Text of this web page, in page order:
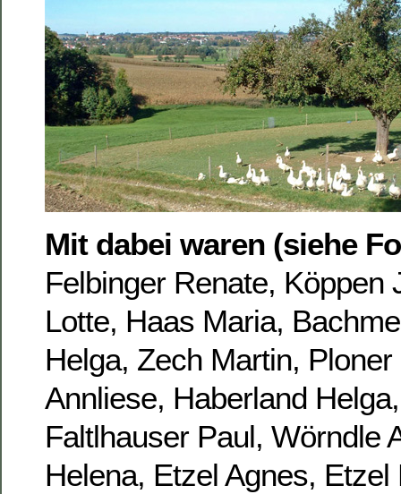
Mit dabei waren (siehe
Felbinger Renate, Köppen
Lotte, Haas Maria,
Helga, Zech Martin,
Annliese, Haberland
Faltlhauser Paul, Wörndle
Helena, Etzel Agnes, Etzel